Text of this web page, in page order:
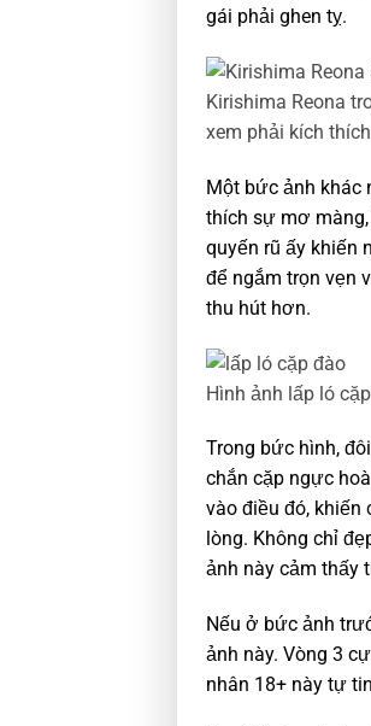
gái phải ghen tỵ.
Kirishima Reona
xem phải kích thích
Một bức ảnh khác
thích sự mơ
quyến rũ ấy khiến
để ngắm trọn vẹn
thu hút hơn.
Hình ảnh lấp ló
Trong bức hình,
chắn cặp ngực
vào điều đó, khiến
lòng. Không chỉ
ảnh này cảm thấy
Nếu ở bức ảnh
ảnh này. Vòng 3
nhân 18+ này tự